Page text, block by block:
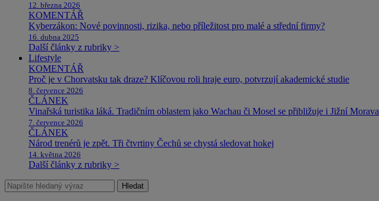
12. března 2026
KOMENTÁŘ
Kyberzákon: Nové povinnosti, rizika, nebo příležitost pro malé a střední firmy?
16. dubna 2025
Další články z rubriky >
Lifestyle
KOMENTÁŘ
Proč je v Chorvatsku tak draze? Klíčovou roli hraje euro, potvrzují akademické studie
8. července 2026
ČLÁNEK
Vinařská turistika láká. Tradičním oblastem jako Wachau či Mosel se přibližuje i Jižní Morava
7. července 2026
ČLÁNEK
Národ trenérů je zpět. Tři čtvrtiny Čechů se chystá sledovat hokej
14. května 2026
Další články z rubriky >
Hledat